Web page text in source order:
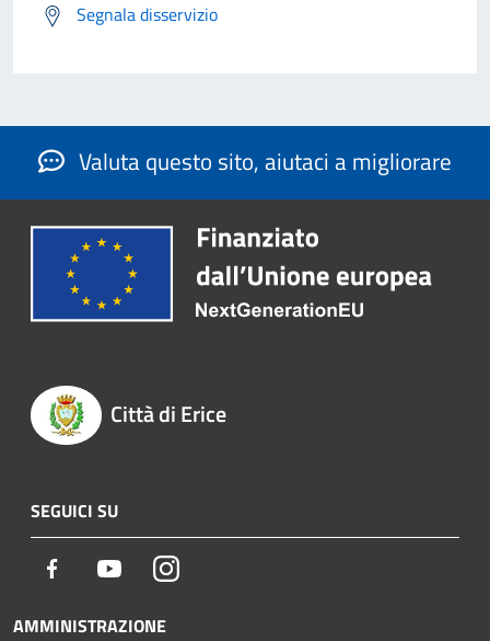
Segnala disservizio
Valuta questo sito, aiutaci a migliorare
Città di Erice
SEGUICI SU
Facebook YoutubeInstagram
AMMINISTRAZIONE